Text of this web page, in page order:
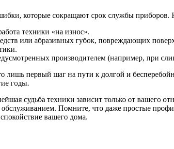
которые сокращают срок службы приборов.
техники «на износ».
или абразивных губок, повреждающих
производителем (например, при
лишь первый шаг на пути к долгой и
годы.
судьба техники зависит только от вашего
Помните, что даже простые
вашего дома.